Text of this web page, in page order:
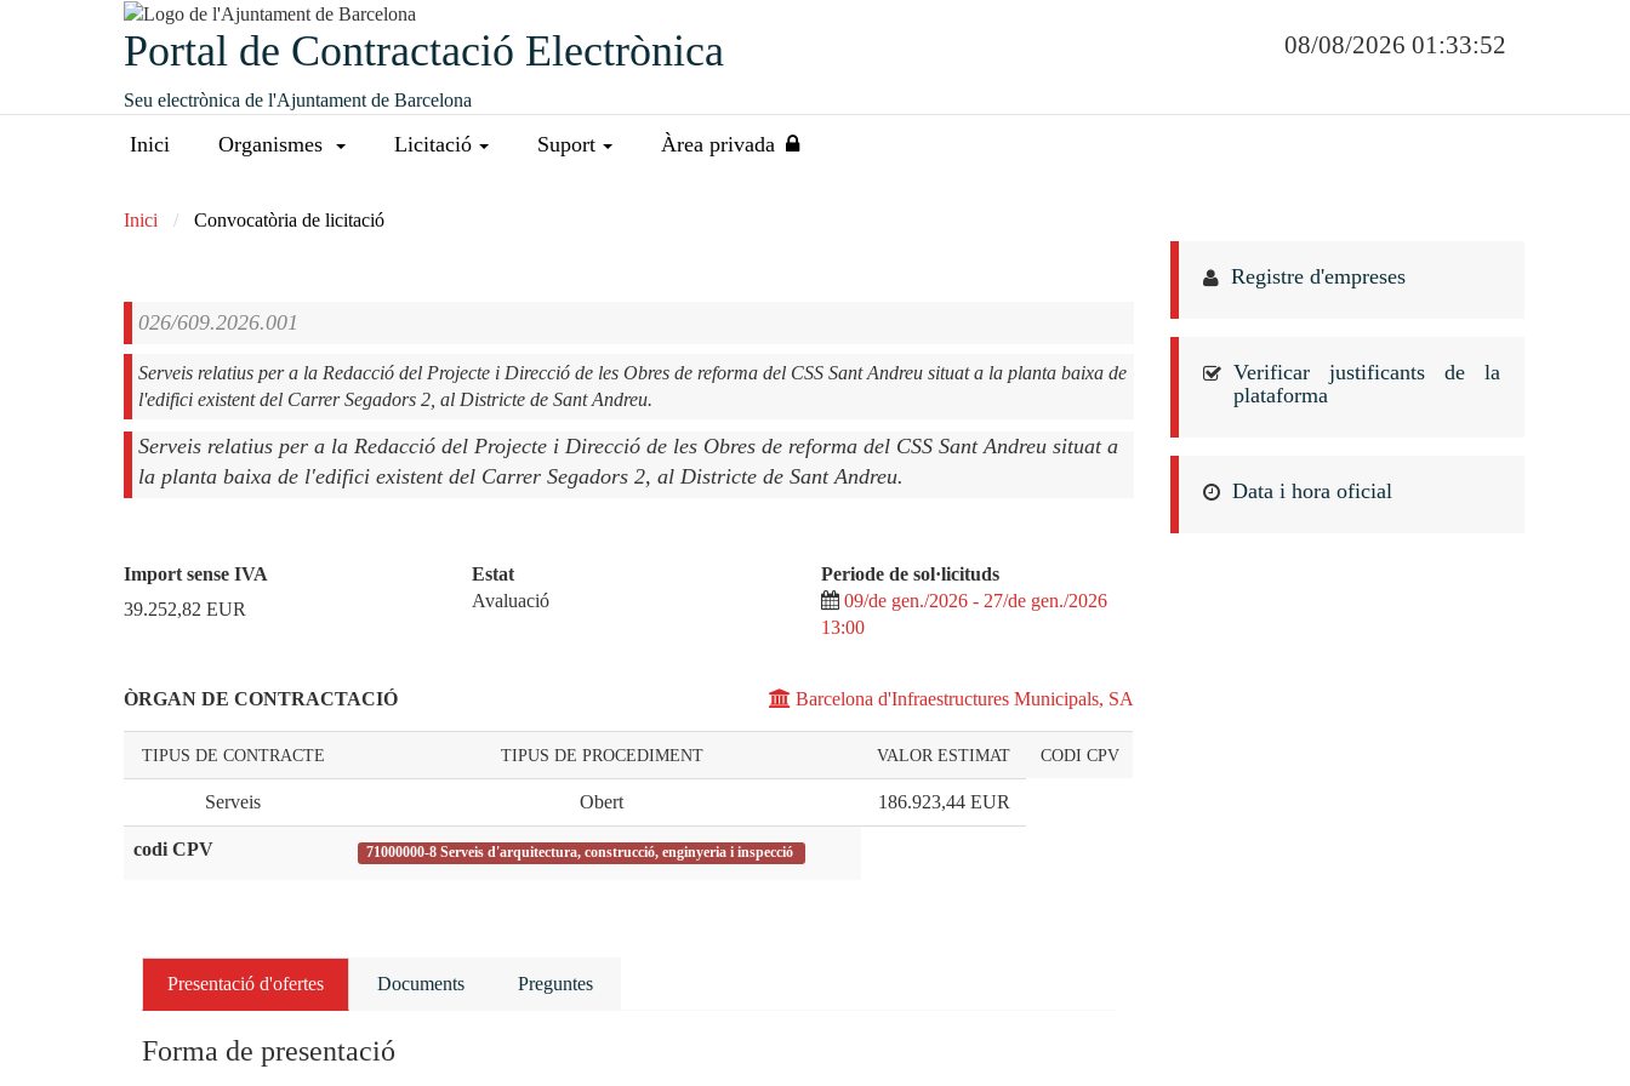
08/08/2026 01:33:52
Portal de Contractació Electrònica
Seu electrònica de l'Ajuntament de Barcelona
Inici Organismes Licitació Suport Àrea privada
Inici Convocatòria de licitació
026/609.2026.001
Serveis relatius per a la Redacció del Projecte i Direcció de les Obres de reforma del CSS Sant Andreu situat a la planta baixa de
l'edifici existent del Carrer Segadors 2, al Districte de Sant Andreu.
Serveis relatius per a la Redacció del Projecte i Direcció de les Obres de reforma del CSS Sant Andreu situat a
la planta baixa de l'edifici existent del Carrer Segadors 2, al Districte de Sant Andreu.
Import sense IVA
39.252,82 EUR
Estat
Avaluació
Periode de sol·licituds
09/de gen./2026 - 27/de gen./2026
13:00
ÒRGAN DE CONTRACTACIÓ Barcelona d'Infraestructures Municipals, SA
TIPUS DE CONTRACTE TIPUS DE PROCEDIMENT VALOR ESTIMAT CODI CPV
Serveis Obert 186.923,44 EUR
codi CPV 71000000-8 Serveis d'arquitectura, construcció, enginyeria i inspecció
Presentació d'ofertes Documents Preguntes
Forma de presentació
Registre d'empreses
Verificar justificants de la
plataforma
Data i hora oficial